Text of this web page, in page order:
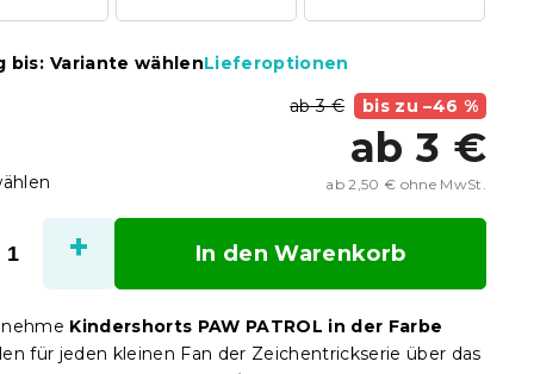
ab 3 € bis zu –46 %
ab 3 €
ab2,50 € ohne MwSt.
bis: Variante wählenLieferoptionen
In den Warenkorb
Kindershorts PAW PATROL in der Farbe
für jeden kleinen Fan der Zeichentrickserie über das